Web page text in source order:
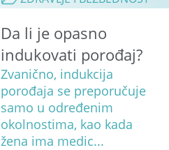
Da li je opasno
indukovati porođaj?
Zvanično, indukcija
porođaja se preporučuje
samo u određenim
okolnostima, kao kada
žena ima medic...